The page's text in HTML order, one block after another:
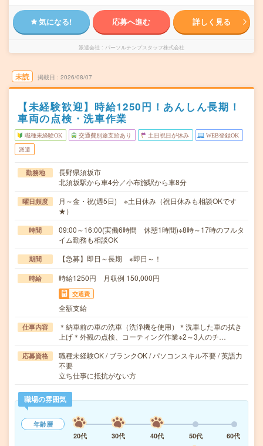
気になる! 応募へ進む 詳しく見る
派遣会社 パーソルテンプスタッフ株式会社
未読 掲載日 2026/08/07
【未経験歓迎】時給1250円！あんしん長期！
車両の点検・洗車作業
職種未経験OK 交通費別途支給あり 土日祝日が休み WEB登録OK
派遣
勤務地
長野県須坂市
北須坂駅から車4分／小布施駅から車8分
曜日頻度
月～金・祝(週5日) ※土日休み（祝日休みも相談OKです
★）
時間
09:00～16:00(実働6時間 休憩1時間)※8時～17時のフルタ
イム勤務も相談OK
期間 【急募】即日～長期 ※即日～！
時給 時給1250円 月収例 150,000円
交通費
全額支給
仕事内容
＊納車前の車の洗車（洗浄機を使用）＊洗車した車の拭き
上げ＊外観の点検、コーティング作業※2～3人のチ…
応募資格
職種未経験OK / ブランクOK / パソコンスキル不要 / 英語力
不要
立ち仕事に抵抗がない方
職場の雰囲気
年齢層
20代
30代 40代 50代 60代